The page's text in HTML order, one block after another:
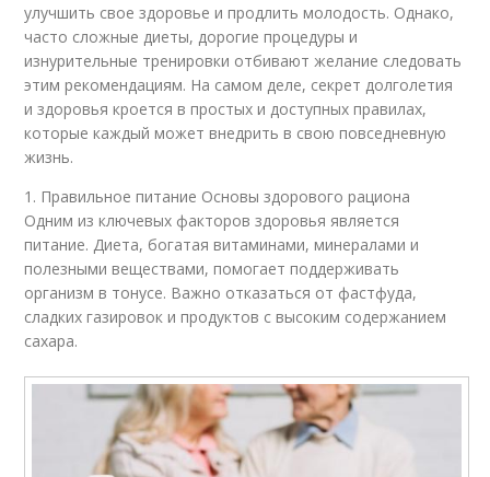
улучшить свое здоровье и продлить молодость. Однако,
часто сложные диеты, дорогие процедуры и
изнурительные тренировки отбивают желание следовать
этим рекомендациям. На самом деле, секрет долголетия
и здоровья кроется в простых и доступных правилах,
которые каждый может внедрить в свою повседневную
жизнь.
1. Правильное питание Основы здорового рациона
Одним из ключевых факторов здоровья является
питание. Диета, богатая витаминами, минералами и
полезными веществами, помогает поддерживать
организм в тонусе. Важно отказаться от фастфуда,
сладких газировок и продуктов с высоким содержанием
сахара.